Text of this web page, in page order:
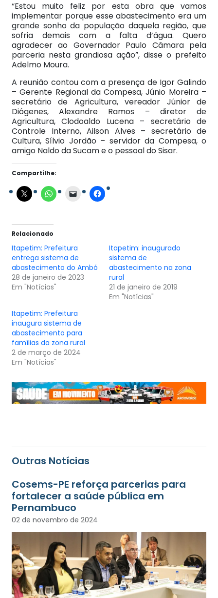
“Estou muito feliz por esta obra que vamos
implementar porque esse abastecimento era um
grande sonho da população daquela região, que
sofria demais com a falta d’água. Quero
agradecer ao Governador Paulo Câmara pela
parceria nesta grandiosa ação”, disse o prefeito
Adelmo Moura.
A reunião contou com a presença de Igor Galindo
– Gerente Regional da Compesa, Júnio Moreira –
secretário de Agricultura, vereador Júnior de
Diógenes, Alexandre Ramos – diretor de
Agricultura, Clodoaldo Lucena – secretário de
Controle Interno, Ailson Alves – secretário de
Cultura, Sílvio Jordão – servidor da Compesa, o
amigo Naldo da Sucam e o pessoal do Sisar.
Compartilhe:
Relacionado
Itapetim: Prefeitura
entrega sistema de
abastecimento do Ambó
28 de janeiro de 2023
Em "Notícias"
Itapetim: inaugurado
sistema de
abastecimento na zona
rural
21 de janeiro de 2019
Em "Notícias"
Itapetim: Prefeitura
inaugura sistema de
abastecimento para
famílias da zona rural
2 de março de 2024
Em "Notícias"
Outras Notícias
Cosems-PE reforça parcerias para
fortalecer a saúde pública em
Pernambuco
02 de novembro de 2024